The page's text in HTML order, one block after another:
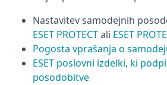
Nastavitev samodejnih
ESET PROTECTali ESET
Pogosta vprašanja o
ESET poslovni izdelki, ki
posodobitve